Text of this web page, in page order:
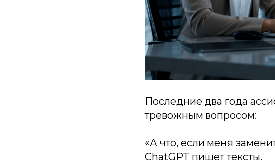
Последние два года
тревожным вопросом:
«А что, если меня
ChatGPT пишет тексты.